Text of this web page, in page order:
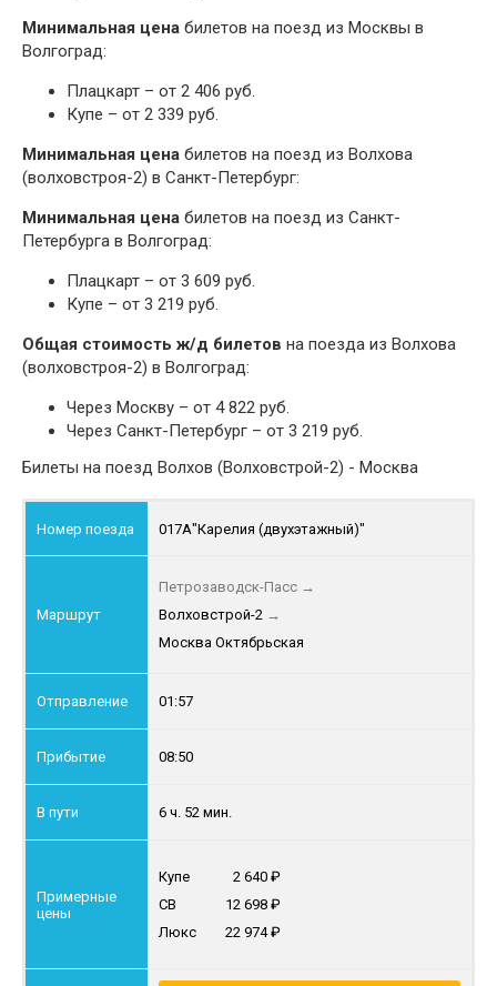
Минимальная цена билетов на поезд из Москвы в
Волгоград:
Плацкарт – от 2 406 руб.
Купе – от 2 339 руб.
Минимальная цена билетов на поезд из Волхова
(волховстроя-2) в Санкт-Петербург:
Минимальная цена билетов на поезд из Санкт-
Петербурга в Волгоград:
Плацкарт – от 3 609 руб.
Купе – от 3 219 руб.
Общая стоимость ж/д билетов на поезда из Волхова
(волховстроя-2) в Волгоград:
Через Москву – от 4 822 руб.
Через Санкт-Петербург – от 3 219 руб.
Билеты на поезд Волхов (Волховстрой-2) - Москва
017А"Карелия (двухэтажный)"
Петрозаводск-Пасс →
Волховстрой-2 →
Москва Октябрьская
01:57
08:50
6 ч. 52 мин.
Купе
2 640
СВ
12 698
Люкс
22 974